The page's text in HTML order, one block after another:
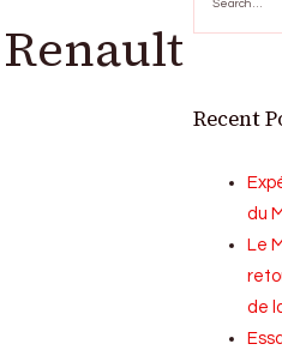
Recent
du
Le
de